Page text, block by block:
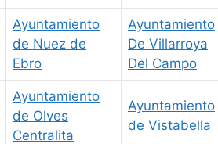
Ayuntamiento
de Nuez de
Ebro
Ayuntamiento
De Villarroya
Del Campo
Ayuntamiento
de Olves
Centralita
Ayuntamiento
de Vistabella